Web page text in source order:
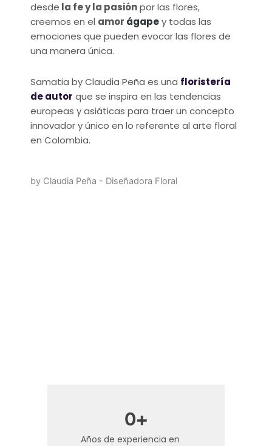
desde la fe y la pasiónpor las flores,
creemos en el amor ágapey todas las
emociones que pueden evocar las flores de
una manera única.
Samatia by Claudia Peña es una floristería
de autor que se inspira en las tendencias
europeas y asiáticas para traer un concepto
innovador y único en lo referente al arte floral
en Colombia.
by Claudia Peña - Diseñadora Floral
Años de experiencia en
0+